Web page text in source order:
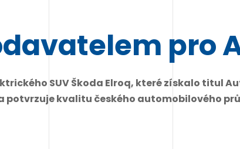
pro
SUV Škoda Elroq, které získalo titul
potvrzuje kvalitu českého automobilového